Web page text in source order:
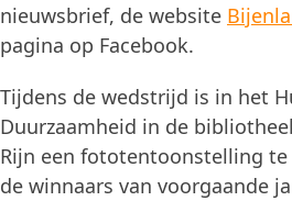
nieuwsbrief, de website
pagina op Facebook.
Tijdens de wedstrijd is in het
Duurzaamheid in de
Rijn een fototentoonstelling te
de winnaars van voorgaande